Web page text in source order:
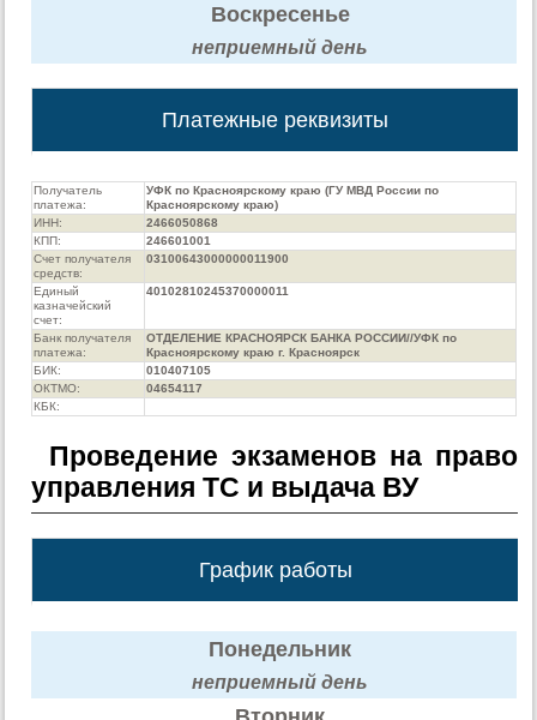
Воскресенье
неприемный день
Платежные реквизиты
Получатель
платежа:
УФК по Красноярскому краю (ГУ МВД России по
Красноярскому краю)
ИНН:
2466050868
КПП:
246601001
Счет получателя
средств:
03100643000000011900
Единый
казначейский
счет:
40102810245370000011
Банк получателя
платежа:
ОТДЕЛЕНИЕ КРАСНОЯРСК БАНКА РОССИИ//УФК по
Красноярскому краю г. Красноярск
БИК:
010407105
ОКТМО:
04654117
КБК:
Проведение экзаменов на право
управления ТС и выдача ВУ
График работы
Понедельник
неприемный день